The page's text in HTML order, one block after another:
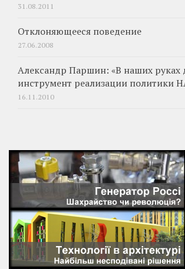
31.08.2011
Отклоняющееся поведение
27.06.2008
Александр Паршин: «В наших руках
инструмент реализации политики
16.11.2010